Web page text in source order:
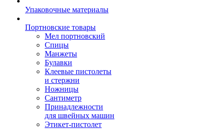
Упаковочные материалы
Портновские товары
Мел портновский
Спицы
Манжеты
Булавки
Клеевые пистолеты
и стержни
Ножницы
Сантиметр
Принадлежности
для швейных машин
Этикет-пистолет